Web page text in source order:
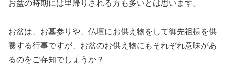
お盆の時期には里帰りされる方も多いとは思います。
お盆は、お墓参りや、仏壇にお供え物をして御先祖様を供
養する行事ですが、お盆のお供え物にもそれぞれ意味があ
るのをご存知でしょうか？